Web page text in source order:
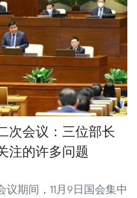
次会议：三位部长
注的许多问题
期间，11月9日国会集中